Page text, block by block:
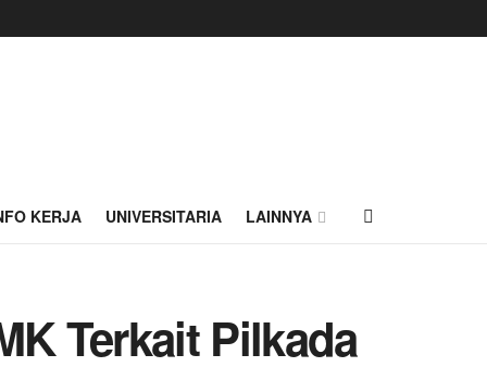
KERJA UNIVERSITARIA LAINNYA
Terkait Pilkada